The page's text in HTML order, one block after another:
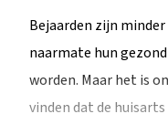
Bejaarden zijn
naarmate hun
worden. Maar het is
vinden dat de